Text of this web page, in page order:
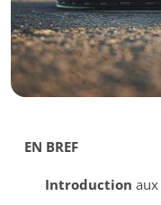
EN BREF
Introduction aux